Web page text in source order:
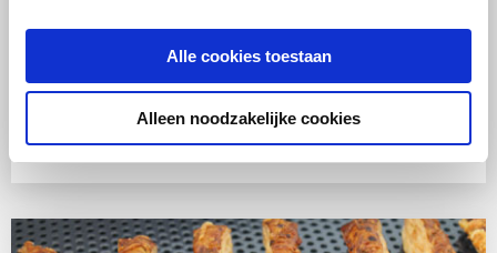
Alle cookies toestaan
Alleen noodzakelijke cookies
Oven Makkelijk
Pompoen hummus